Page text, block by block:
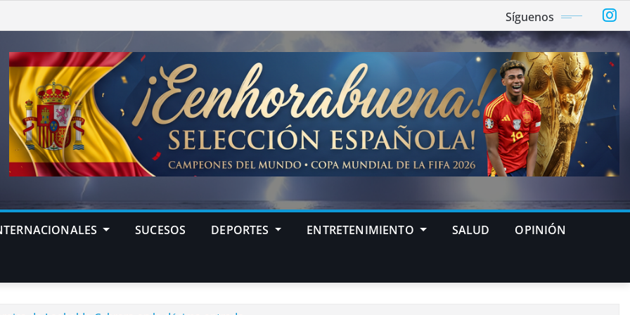
Síguenos
SUCESOS DEPORTES ENTRETENIMIENTO SALUD OPINIÓN